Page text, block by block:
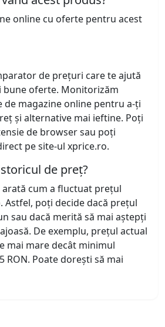
online cu oferte pentru acest
de prețuri care te ajută
bune oferte. Monitorizăm
de magazine online pentru a-ți
și alternative mai ieftine. Poți
de browser sau poți
pe site-ul xprice.ro.
de preț?
cum a fluctuat prețul
poți decide dacă prețul
sau dacă merită să mai aștepți
De exemplu, prețul actual
mai mare decât minimul
RON. Poate dorești să mai